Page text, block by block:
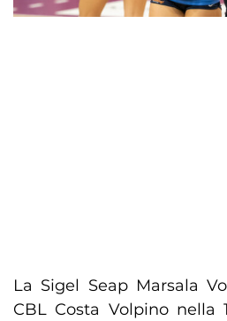
La Sigel Seap Marsala
CBL Costa Volpino nella